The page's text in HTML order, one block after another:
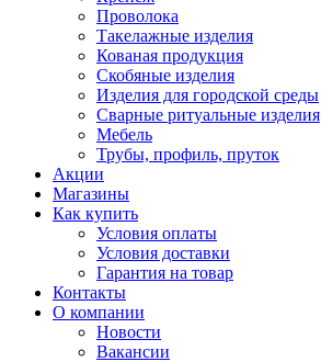
Проволока
Такелажные изделия
Кованая продукция
Скобяные изделия
Изделия для городской среды
Сварные ритуальные изделия
Мебель
Трубы, профиль, пруток
Акции
Магазины
Как купить
Условия оплаты
Условия доставки
Гарантия на товар
Контакты
О компании
Новости
Вакансии